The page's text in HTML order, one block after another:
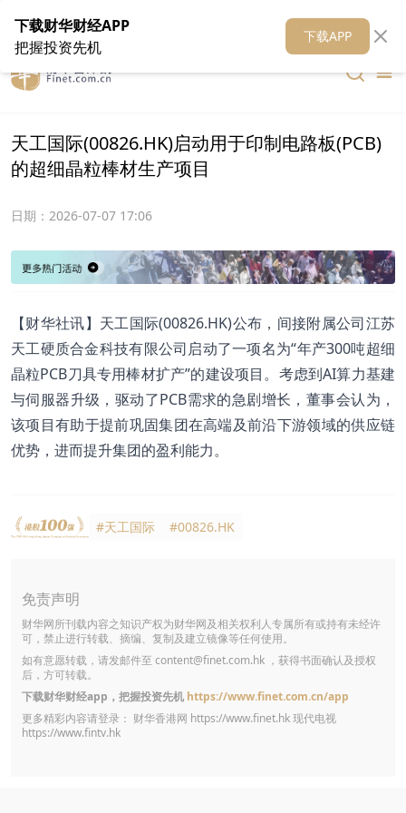
在线客服 关于我们 财华媒体矩阵 财华智库
天工国际(00826.HK)启动用于印制电路板(PCB)
的超细晶粒棒材生产项目
日期： 2026-07-07 17:06
【财华社讯】天工国际(00826.HK)公布，间接附属公司江苏
天工硬质合金科技有限公司启动了一项名为“年产300吨超细
晶粒PCB刀具专用棒材扩产”的建设项目。考虑到AI算力基建
与伺服器升级，驱动了PCB需求的急剧增长，董事会认为，
该项目有助于提前巩固集团在高端及前沿下游领域的供应链
优势，进而提升集团的盈利能力。
#天工国际 #00826.HK
免责声明
财华网所刊载内容之知识产权为财华网及相关权利人专属所有或持有未经许
可，禁止进行转载、摘编、复制及建立镜像等任何使用。
如有意愿转载，请发邮件至 content@finet.com.hk ，获得书面确认及授权
后，方可转载。
下载财华财经app，把握投资先机 https://www.finet.com.cn/app
更多精彩内容请登录： 财华香港网 https://www.finet.hk现代电视
https://www.fintv.hk
下载财华财经APP
把握投资先机
下载APP